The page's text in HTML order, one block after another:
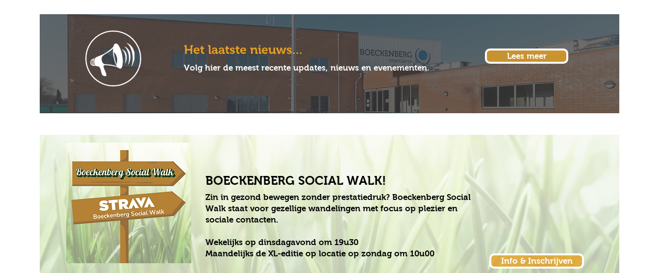
Het laatste nieuws...
Volg hier de meest recente updates, nieuws en evenementen.
Lees meer
BOECKENBERG SOCIAL WALK!
Zin in gezond bewegen zonder prestatiedruk? Boeckenberg Social
Walk staat voor gezellige wandelingen met focus op plezier en
sociale contacten.
Wekelijks op dinsdagavond om 19u30
Maandelijks de XL-editie op locatie op zondag om 10u00
Info & Inschrijven